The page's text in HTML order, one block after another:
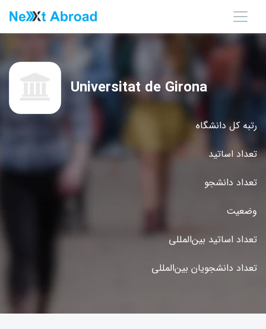
رتبه کل دانشگاه
تعداد اساتید
تعداد دانشجو
وضعیت
تعداد اساتید بین‌المللی
تعداد دانشجویان بین‌المللی
Universitat de Girona